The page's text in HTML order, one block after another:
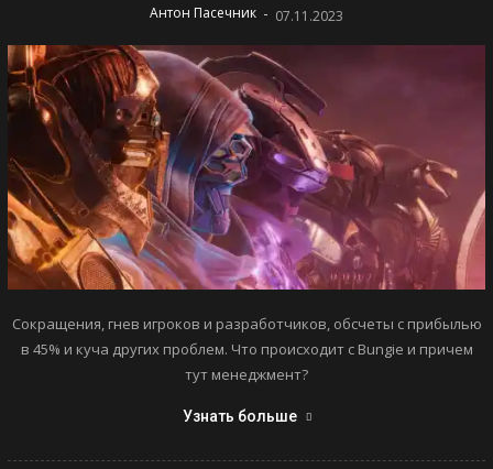
Антон Пасечник - 07.11.2023
Сокращения, гнев игроков и разработчиков, обсчеты с прибылью
в 45% и куча других проблем. Что происходит с Bungie и причем
тут менеджмент?
Узнать больше